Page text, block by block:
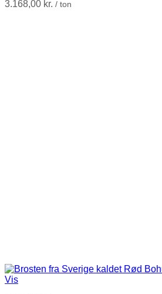
3.168,00 kr. / ton
Vis